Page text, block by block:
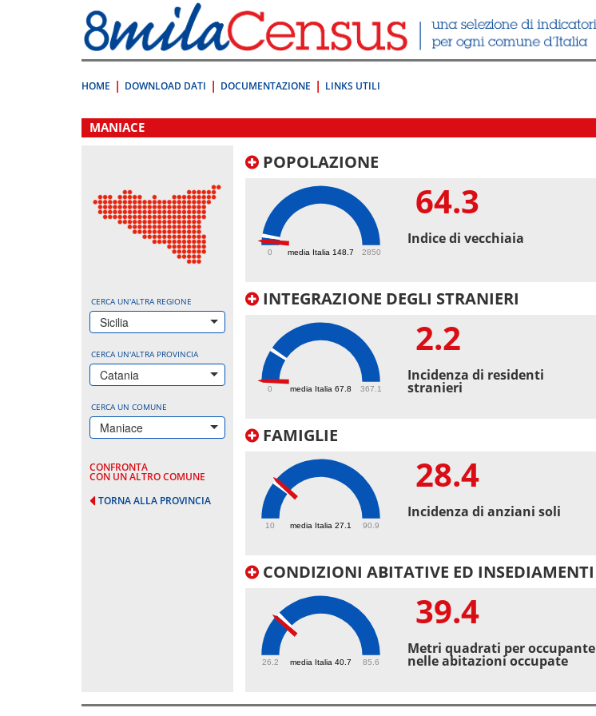
direttamente
a:
Contenuto
HOME DOWNLOAD DATI DOCUMENTAZIONE LINKS UTILI
.
MANIACE
CERCA UN'ALTRA REGIONE
Sicilia
CERCA UN'ALTRA PROVINCIA
Catania
CERCA UN COMUNE
Maniace
CONFRONTA
CON UN ALTRO COMUNE
TORNA ALLA PROVINCIA
POPOLAZIONE
media Italia 148.7
0 2850
64.3
Indice di vecchiaia
INTEGRAZIONE DEGLI STRANIERI
media Italia 67.8
0 367.1
2.2
Incidenza di residenti
stranieri
FAMIGLIE
media Italia 27.1
10 90.9
28.4
Incidenza di anziani soli
CONDIZIONI ABITATIVE ED INSEDIAMENTI
media Italia 40.7
26.2 85.6
39.4
Metri quadrati per occupante
nelle abitazioni occupate